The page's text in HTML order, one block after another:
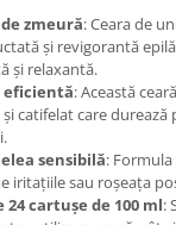
zmeură: Ceara de
și revigorantă
și relaxantă.
eficientă: Această
catifelat care
sensibilă:
iritațiile sau roșeața
cartușe de 100 ml: